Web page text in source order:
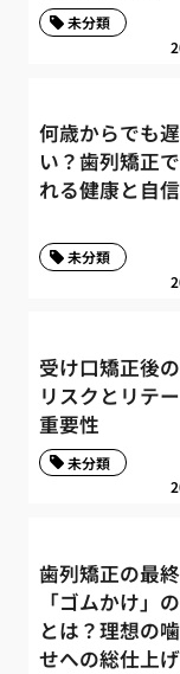
未分類
何歳からでも
い？歯列矯正
れる健康と自信
未分類
受け口矯正後
リスクとリテ
重要性
未分類
歯列矯正の最
「ゴムかけ」
とは？理想の
せへの総仕上げ